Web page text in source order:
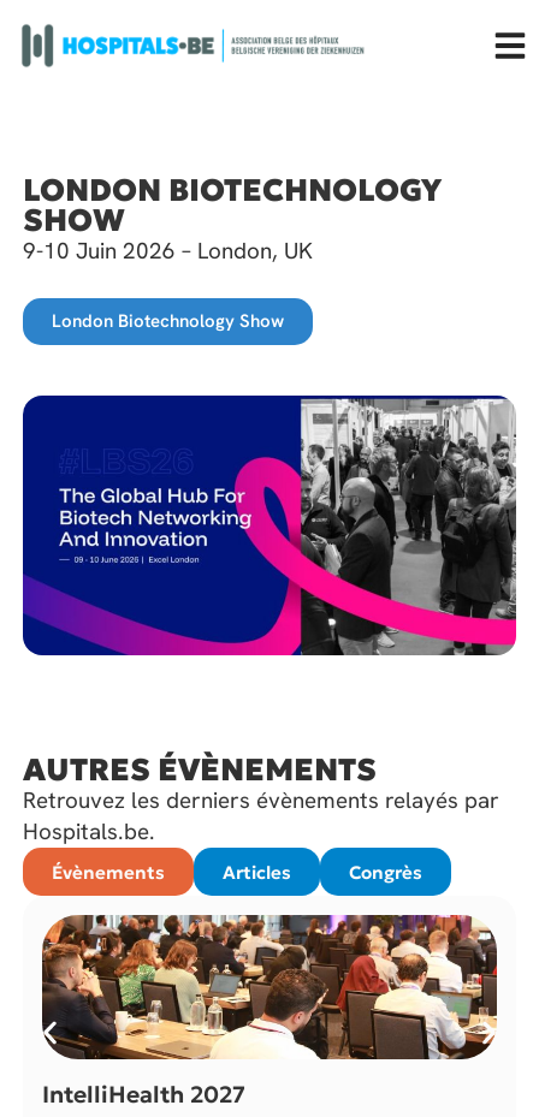
LONDON BIOTECHNOLOGY
SHOW
9-10 Juin 2026 – London, UK
London Biotechnology Show
AUTRES ÉVÈNEMENTS
Retrouvez les derniers évènements relayés par
Hospitals.be.
Évènements Articles Congrès
IntelliHealth 2027